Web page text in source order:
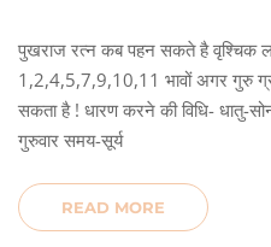
पुखराज रत्न कब पहन सकते है वृश्चिक
1,2,4,5,7,9,10,11 भावों अगर गुरु
सकता है ! धारण करने की विधि- धातु-
गुरुवार समय-सूर्य
READ MORE